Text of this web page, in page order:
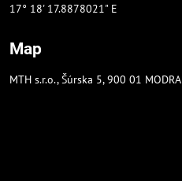
17° 18' 17.8878021" E
Map
MTH s.r.o., Šúrska 5, 900 01 MODRA